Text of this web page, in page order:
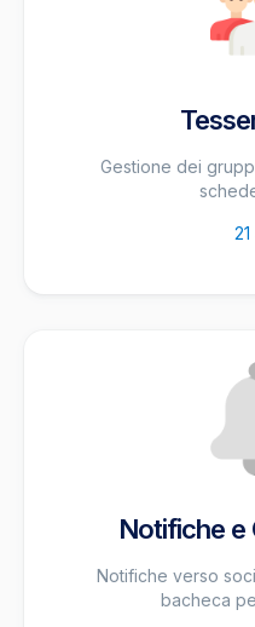
Gestione dei
21
Notifiche e
Notifiche verso
bacheca